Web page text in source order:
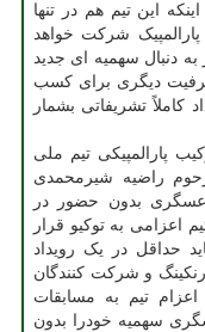
این تیم هم در تنها
پارالمپیک شرکت خواهد
دنبال سهمیه ای جدید
دیگری برای کسب
کاملاً تشریفاتی بشمار
پارالمپیکی تیم ملی
راضیه شیرمحمدی
عسگری بدون حضور در
اعزامی به توکیو قرار
حداقل در یک رویداد
و شرکت کنندگان
تیم به مسابقات
سهمیه خودرا بدون